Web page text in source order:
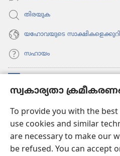
സ്വകാര്യതാ
To provide you with the
use cookies and similar
are necessary to make our
be refused. You can accept
തിരയുക
യഹോവയുടെ
സഹായം
പേജ്
തുറക്കുക)വാച്ച്ടവര്‍ ഓണ്‍ലൈന്‍
(പുതിയ
പേജ്
തുറക്കുക)JW ഹബ്ബ്
(പുതിയ
പേജ്